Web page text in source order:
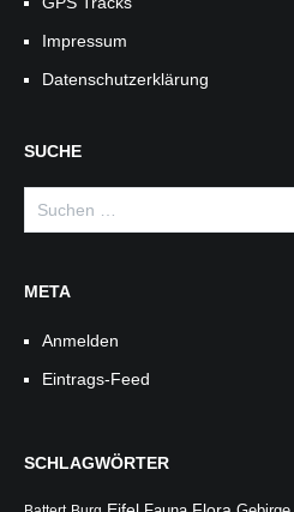
Impressum
Datenschutzerklärung
SUCHE
nach:
META
Anmelden
Eintrags-Feed
SCHLAGWÖRTER